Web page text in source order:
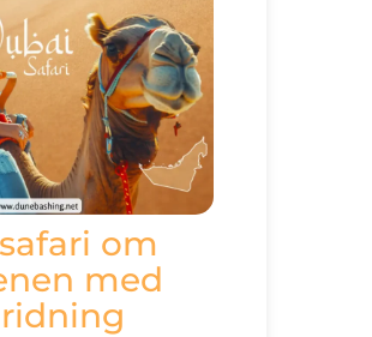
om
med